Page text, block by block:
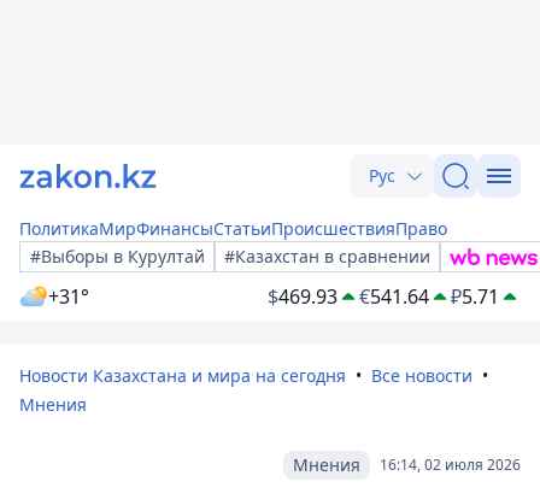
Рус
ПолитикаМирФинансыСтатьиПроисшествияПраво
#Выборы в Курултай
#Казахстан в сравнении
+31° $469.93 €541.64 ₽5.71
Новости Казахстана и мира на сегодня
Все новости
Мнения
16:14, 02 июля 2026
Мнения